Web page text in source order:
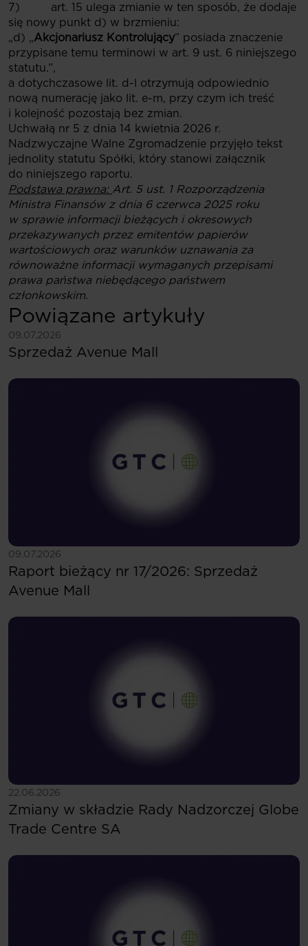
7) art. 15 ulega zmianie w ten sposób, że dodaje
się nowy punkt d) w brzmieniu:
„d) „Akcjonariusz Kontrolujący” posiada znaczenie
przypisane temu terminowi w art. 9 ust. 6 niniejszego
statutu.”,
a dotychczasowe lit. d-l otrzymują odpowiednio
nową numerację jako lit. e-m, przy czym ich treść
i kolejność pozostają bez zmian.
Uchwałą nr 5 z dnia 14 kwietnia 2026 r.
Nadzwyczajne Walne Zgromadzenie przyjęło tekst
jednolity statutu Spółki, który stanowi załącznik
do niniejszego raportu.
Podstawa prawna: Art. 5 ust. 1 Rozporządzenia
Ministra Finansów z dnia 6 czerwca 2025 roku
w sprawie informacji bieżących i okresowych
przekazywanych przez emitentów papierów
wartościowych oraz warunków uznawania za
równoważne informacji wymaganych przepisami
prawa państwa niebędącego państwem
członkowskim.
Powiązane artykuły
09.07.2026
Zobacz więcej
Sprzedaż Avenue Mall
09.07.2026
Zobacz więcej
Raport bieżący nr 17/2026: Sprzedaż
Avenue Mall
22.06.2026
Zobacz więcej
Zmiany w składzie Rady Nadzorczej Globe
Trade Centre SA